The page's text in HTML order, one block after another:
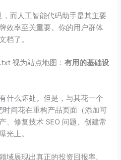
而人工智能代码助手是其主要
率至关重要。你的用户群体
档了。
视为站点地图：有用的基础设
什么坏处。但是，与其花一个
间花在重构产品页面（添加可
、修复技术 SEO 问题、创建常
光上。
域展现出真正的投资回报率。